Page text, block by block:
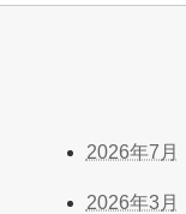
2026年7月
2026年3月